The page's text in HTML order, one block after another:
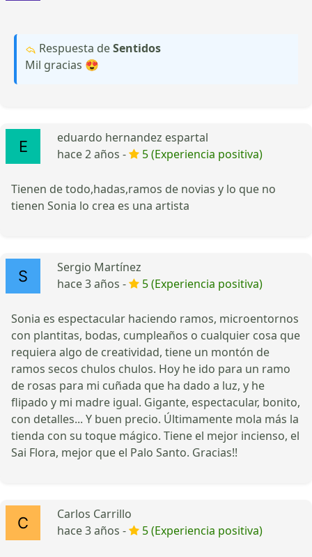
Respuesta deSentidos
Mil gracias 😍
eduardo hernandez espartal
hace 2 años -
5 (Experiencia positiva)
Tienen de todo,hadas,ramos de novias y lo que no
tienen Sonia lo crea es una artista
Sergio Martínez
hace 3 años -
5 (Experiencia positiva)
Sonia es espectacular haciendo ramos, microentornos
con plantitas, bodas, cumpleaños o cualquier cosa que
requiera algo de creatividad, tiene un montón de
ramos secos chulos chulos. Hoy he ido para un ramo
de rosas para mi cuñada que ha dado a luz, y he
flipado y mi madre igual. Gigante, espectacular, bonito,
con detalles... Y buen precio. Últimamente mola más la
tienda con su toque mágico. Tiene el mejor incienso, el
Sai Flora, mejor que el Palo Santo. Gracias!!
Carlos Carrillo
hace 3 años -
5 (Experiencia positiva)